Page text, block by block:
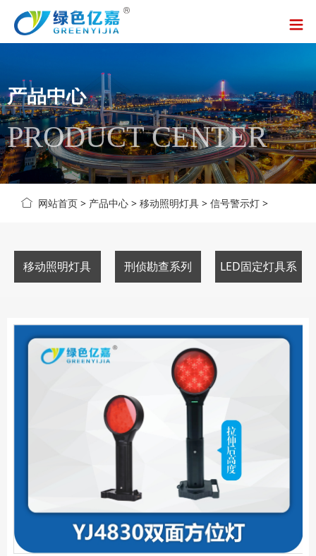
产品中心
PRODUCT CENTER
网站首页 > 产品中心 > 移动照明灯具 > 信号警示灯 >
移动照明灯具 刑侦勘查系列 LED固定灯具系